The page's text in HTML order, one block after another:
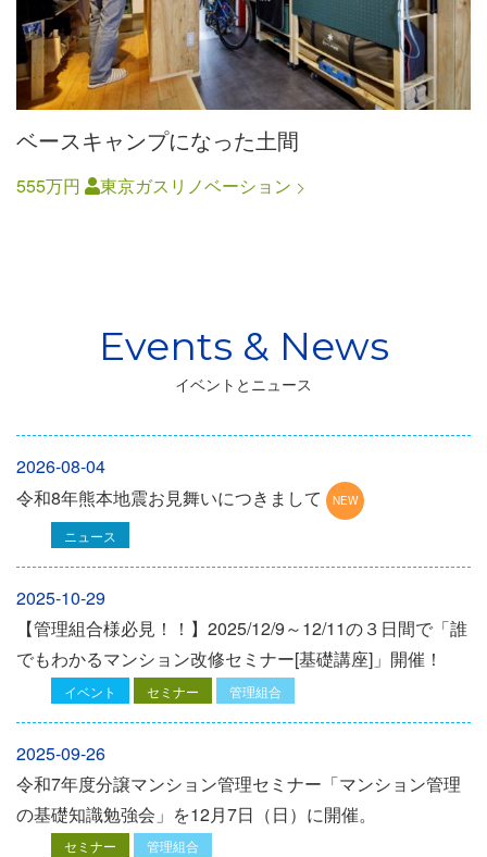
ベースキャンプになった土間
555万円 東京ガスリノベーション
イベントとニュース
2026-08-04
令和8年熊本地震お見舞いにつきまして
ニュース
2025-10-29
【管理組合様必見！！】2025/12/9～12/11の３日間で「誰
でもわかるマンション改修セミナー[基礎講座]」開催！
イベント セミナー 管理組合
2025-09-26
令和7年度分譲マンション管理セミナー「マンション管理
の基礎知識勉強会」を12⽉7⽇（⽇）に開催。
セミナー 管理組合